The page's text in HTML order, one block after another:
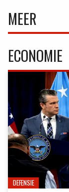
MEER
ECONOMIE
DEFENSIE